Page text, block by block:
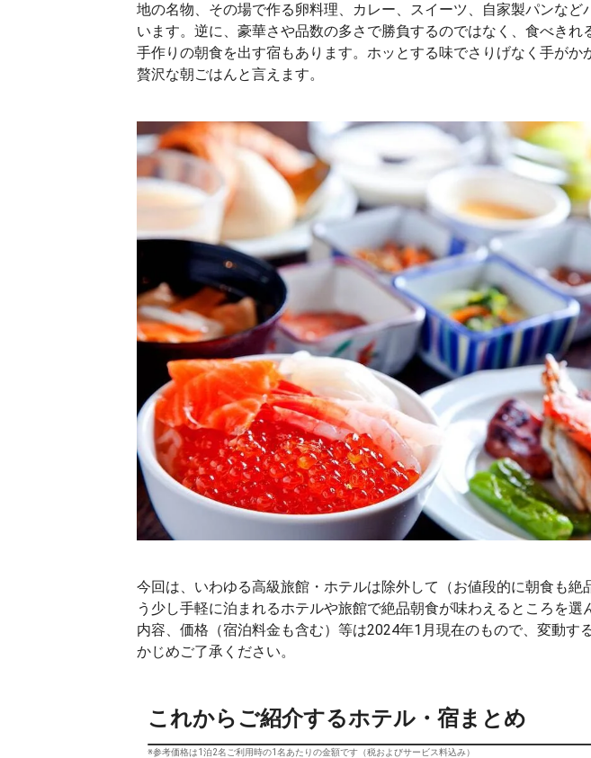
地の名物、その場で作る卵料理、カレー、スイーツ、自家製パンなど
います。逆に、豪華さや品数の多さで勝負するのではなく、食べきれ
手作りの朝食を出す宿もあります。ホッとする味でさりげなく手がか
贅沢な朝ごはんと言えます。
今回は、いわゆる高級旅館・ホテルは除外して（お値段的に朝食も絶
う少し手軽に泊まれるホテルや旅館で絶品朝食が味わえるところを選
内容、価格（宿泊料金も含む）等は2024年1月現在のもので、変動す
かじめご了承ください。
これからご紹介するホテル・宿まとめ
※参考価格は1泊2名ご利用時の1名あたりの金額です（税およびサービス料込み）